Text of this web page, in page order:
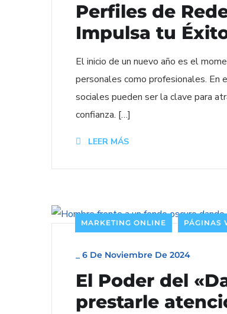
Perfiles de
Impulsa tu
El inicio de un nuevo año es el
personales como profesionales.
sociales pueden ser la clave para
confianza. […]
LEER MÁS
MARKETING ONLINE PÁGINAS
6 De Noviembre De 2024
El Poder del
prestarle